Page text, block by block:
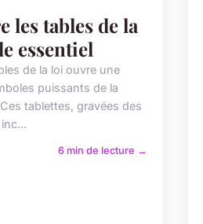
les tables de la
essentiel
de la loi ouvre une
puissants de la
tablettes, gravées des
6 min de lecture →